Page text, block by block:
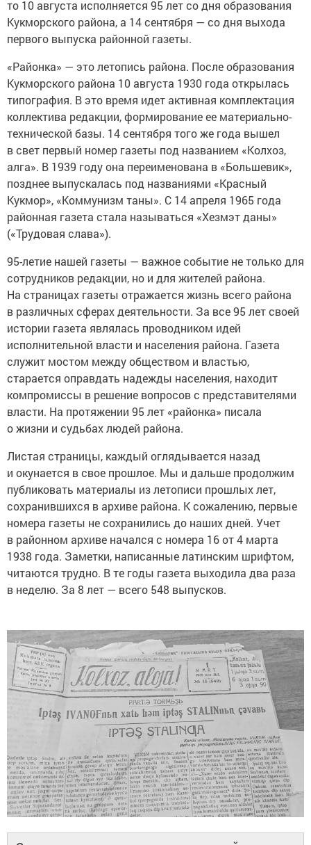
то 10 августа исполняется 95 лет со дня образования
Кукморского района, а 14 сентября — со дня выхода
первого выпуска районной газеты.
«Районка» — это летопись района. После образования
Кукморского района 10 августа 1930 года открылась
типография. В это время идет активная комплектация
коллектива редакции, формирование ее материально-
технической базы. 14 сентября того же года вышел
в свет первый номер газеты под названием «Колхоз,
алга». В 1939 году она переименована в «Большевик»,
позднее выпускалась под названиями «Красный
Кукмор», «Коммунизм таны». С 14 апреля 1965 года
районная газета стала называться «Хезмэт даны»
(«Трудовая слава»).
95-летие нашей газеты — важное событие не только для
сотрудников редакции, но и для жителей района.
На страницах газеты отражается жизнь всего района
в различных сферах деятельности. За все 95 лет своей
истории газета являлась проводником идей
исполнительной власти и населения района. Газета
служит мостом между обществом и властью,
старается оправдать надежды населения, находит
компромиссы в решение вопросов с представителями
власти. На протяжении 95 лет «районка» писала
о жизни и судьбах людей района.
Листая страницы, каждый оглядывается назад
и окунается в свое прошлое. Мы и дальше продолжим
публиковать материалы из летописи прошлых лет,
сохранившихся в архиве района. К сожалению, первые
номера газеты не сохранились до наших дней. Учет
в районном архиве начался с номера 16 от 4 марта
1938 года. Заметки, написанные латинским шрифтом,
читаются трудно. В те годы газета выходила два раза
в неделю. За 8 лет — всего 548 выпусков.